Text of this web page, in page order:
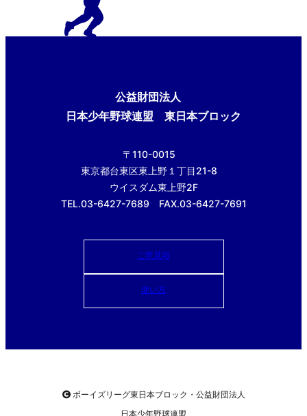
公益財団法人
日本少年野球連盟 東日本ブロック
〒110-0015
東京都台東区東上野１丁目21-8
ウイスダム東上野2F
TEL.03-6427-7689 FAX.03-6427-7691
ご意見箱
使い方
ボーイズリーグ東日本ブロック・公益財団法人
日本少年野球連盟